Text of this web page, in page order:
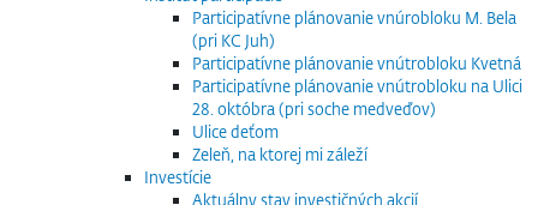
Participatívne plánovanie vnúrobloku M. Bela
(pri KC Juh)
Participatívne plánovanie vnútrobloku Kvetná
Participatívne plánovanie vnútrobloku na Ulici
28. októbra (pri soche medveďov)
Ulice deťom
Zeleň, na ktorej mi záleží
Investície
Aktuálny stav investičných akcií